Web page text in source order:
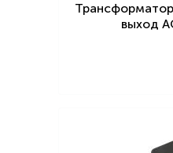
выход